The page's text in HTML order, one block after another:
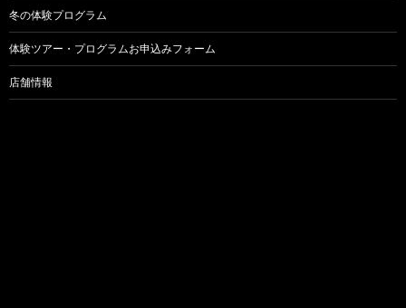
冬の体験プログラム
体験ツアー・プログラムお申込みフォーム
店舗情報